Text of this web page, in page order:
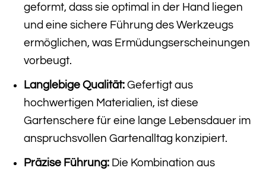
geformt, dass sie optimal in der Hand liegen
und eine sichere Führung des Werkzeugs
ermöglichen, was Ermüdungserscheinungen
vorbeugt.
Langlebige Qualität:Gefertigt aus
hochwertigen Materialien, ist diese
Gartenschere für eine lange Lebensdauer im
anspruchsvollen Gartenalltag konzipiert.
Präzise Führung:Die Kombination aus